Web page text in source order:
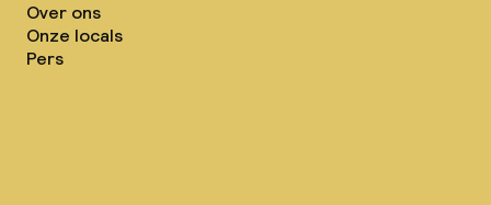
Over ons
Onze locals
Pers